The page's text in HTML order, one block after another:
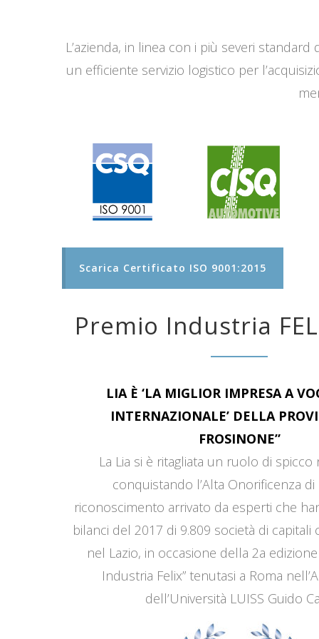
L’azienda, in linea con i più severi
un efficiente servizio logistico per
Scarica Certificato ISO 9001:2015
Premio Industria
LIA È ‘LA MIGLIOR IMPRESA A
INTERNAZIONALE’ DELLA
FROSINONE”
La Lia si è ritagliata un ruolo di
conquistando l’Alta Onorificenza di
riconoscimento arrivato da esperti che
bilanci del 2017 di 9.809 società di capitali
nel Lazio, in occasione della 2a
Industria Felix” tenutasi a Roma
dell’Università LUISS Guido